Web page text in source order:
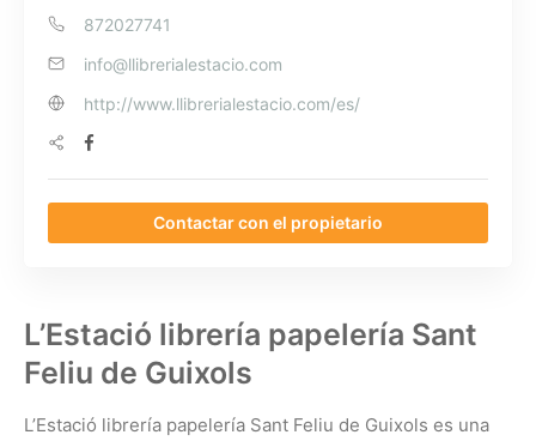
872027741
info@llibrerialestacio.com
http://www.llibrerialestacio.com/es/
Contactar con el propietario
L’Estació librería papelería Sant
Feliu de Guixols
L’Estació librería papelería Sant Feliu de Guixols es una